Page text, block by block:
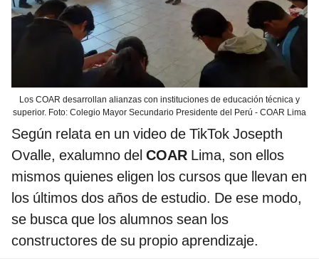
Los COAR desarrollan alianzas con instituciones de educación técnica y
superior. Foto: Colegio Mayor Secundario Presidente del Perú - COAR Lima
Según relata en un video de TikTok Josepth
Ovalle, exalumno del COAR Lima, son ellos
mismos quienes eligen los cursos que llevan en
los últimos dos años de estudio. De ese modo,
se busca que los alumnos sean los
constructores de su propio aprendizaje.